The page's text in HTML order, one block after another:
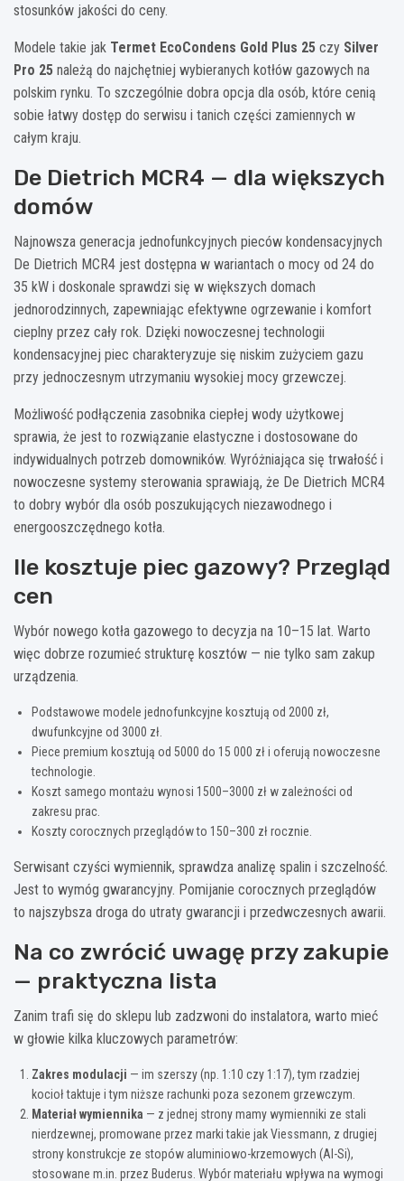
stosunków jakości do ceny.
Modele takie jak Termet EcoCondens Gold Plus 25 czy Silver
Pro 25 należą do najchętniej wybieranych kotłów gazowych na
polskim rynku. To szczególnie dobra opcja dla osób, które cenią
sobie łatwy dostęp do serwisu i tanich części zamiennych w
całym kraju.
De Dietrich MCR4 — dla większych
domów
Najnowsza generacja jednofunkcyjnych pieców kondensacyjnych
De Dietrich MCR4 jest dostępna w wariantach o mocy od 24 do
35 kW i doskonale sprawdzi się w większych domach
jednorodzinnych, zapewniając efektywne ogrzewanie i komfort
cieplny przez cały rok. Dzięki nowoczesnej technologii
kondensacyjnej piec charakteryzuje się niskim zużyciem gazu
przy jednoczesnym utrzymaniu wysokiej mocy grzewczej.
Możliwość podłączenia zasobnika ciepłej wody użytkowej
sprawia, że jest to rozwiązanie elastyczne i dostosowane do
indywidualnych potrzeb domowników. Wyróżniająca się trwałość i
nowoczesne systemy sterowania sprawiają, że De Dietrich MCR4
to dobry wybór dla osób poszukujących niezawodnego i
energooszczędnego kotła.
Ile kosztuje piec gazowy? Przegląd
cen
Wybór nowego kotła gazowego to decyzja na 10–15 lat. Warto
więc dobrze rozumieć strukturę kosztów — nie tylko sam zakup
urządzenia.
Podstawowe modele jednofunkcyjne kosztują od 2000 zł,
dwufunkcyjne od 3000 zł.
Piece premium kosztują od 5000 do 15 000 zł i oferują nowoczesne
technologie.
Koszt samego montażu wynosi 1500–3000 zł w zależności od
zakresu prac.
Koszty corocznych przeglądów to 150–300 zł rocznie.
Serwisant czyści wymiennik, sprawdza analizę spalin i szczelność.
Jest to wymóg gwarancyjny. Pomijanie corocznych przeglądów
to najszybsza droga do utraty gwarancji i przedwczesnych awarii.
Na co zwrócić uwagę przy zakupie
— praktyczna lista
Zanim trafi się do sklepu lub zadzwoni do instalatora, warto mieć
w głowie kilka kluczowych parametrów:
Zakres modulacji — im szerszy (np. 1:10 czy 1:17), tym rzadziej
kocioł taktuje i tym niższe rachunki poza sezonem grzewczym.
Materiał wymiennika — z jednej strony mamy wymienniki ze stali
nierdzewnej, promowane przez marki takie jak Viessmann, z drugiej
strony konstrukcje ze stopów aluminiowo-krzemowych (Al-Si),
stosowane m.in. przez Buderus. Wybór materiału wpływa na wymogi